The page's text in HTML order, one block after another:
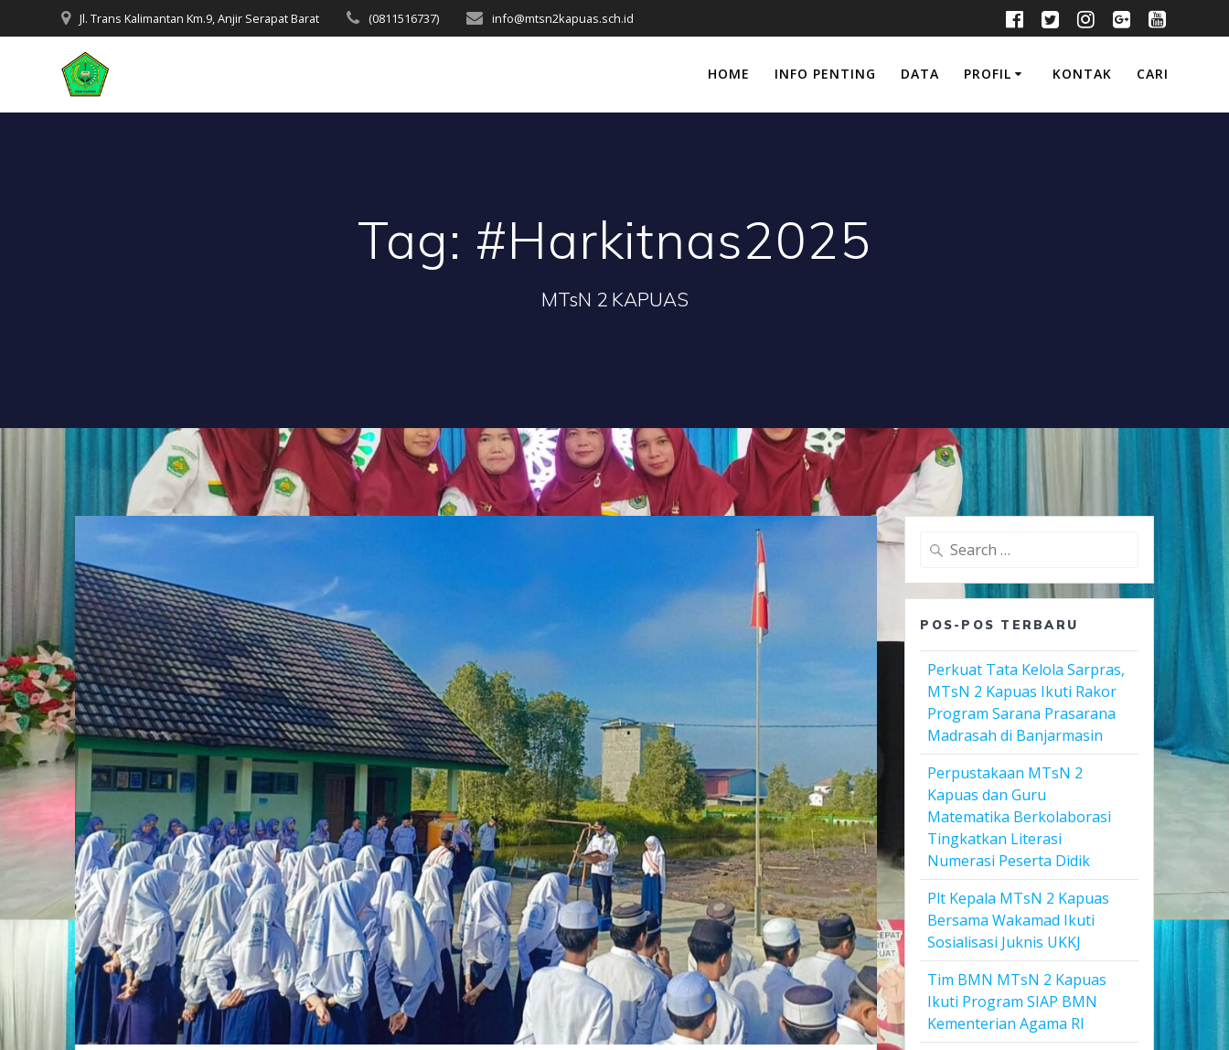
to
Jl. Trans Kalimantan Km.9, Anjir Serapat Barat (0811516737) info@mtsn2kapuas.sch.id
HOME INFO PENTING DATA PROFIL KONTAK CARI
Tag: #Harkitnas2025
MTsN 2 KAPUAS
Search
POS-POS TERBARU
Perkuat Tata Kelola Sarpras,
MTsN 2 Kapuas Ikuti Rakor
Program Sarana Prasarana
Madrasah di Banjarmasin
Perpustakaan MTsN 2
Kapuas dan Guru
Matematika Berkolaborasi
Tingkatkan Literasi
Numerasi Peserta Didik
Plt Kepala MTsN 2 Kapuas
Bersama Wakamad Ikuti
Sosialisasi Juknis UKKJ
Tim BMN MTsN 2 Kapuas
Ikuti Program SIAP BMN
Kementerian Agama RI